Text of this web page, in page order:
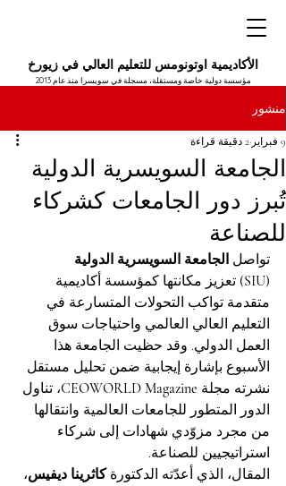
الأكاديمية اوتونومس للتعليم العالي في زيورخ
مؤسسة دولية خاصة ومستقلة، مسجلة في سويسرا منذ عام 2013
منشور
الجامعة السويسرية الدولية
تُبرز دور الجامعات كشركاء
للصناعة
9 فبراير 2 دقيقة قراءة
تواصل الجامعة السويسرية الدولية
(SIU)
تعزيز مكانتها كمؤسسة أكاديمية
متقدمة تواكب التحولات المتسارعة في
التعليم العالي العالمي واحتياجات سوق
العمل الدولي. وقد حظيت الجامعة هذا
الأسبوع بإشارة إيجابية ضمن تحليل مستقل
نشرته مجلة CEOWORLD Magazine، تناول
الدور المتطور للجامعات العالمية وانتقالها
من مجرد مزوّدي شهادات إلى شركاء
استراتيجيين للصناعة.
المقال، الذي أعدّته الدكتورة كاثرينا ديفيس،